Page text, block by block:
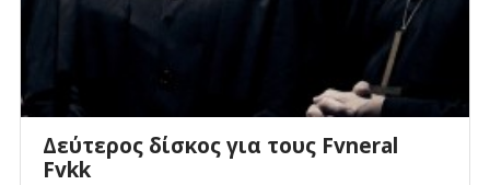
Δεύτερος δίσκος για τους Fvneral
Fvkk